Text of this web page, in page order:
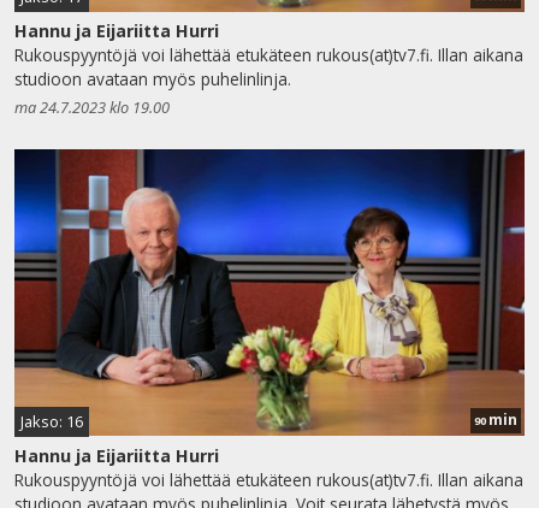
Hannu ja Eijariitta Hurri
Rukouspyyntöjä voi lähettää etukäteen rukous(at)tv7.fi. Illan aikana
studioon avataan myös puhelinlinja.
ma 24.7.2023 klo 19.00
Jakso: 16 90 min
Hannu ja Eijariitta Hurri
Rukouspyyntöjä voi lähettää etukäteen rukous(at)tv7.fi. Illan aikana
studioon avataan myös puhelinlinja. Voit seurata lähetystä myös